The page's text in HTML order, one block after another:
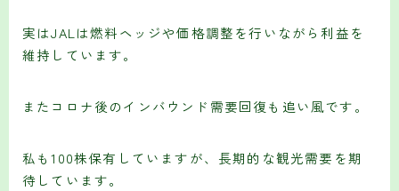
実はJALは燃料ヘッジや価格調整を行いながら利益を
維持しています。
またコロナ後のインバウンド需要回復も追い風です。
私も100株保有していますが、長期的な観光需要を期
待しています。